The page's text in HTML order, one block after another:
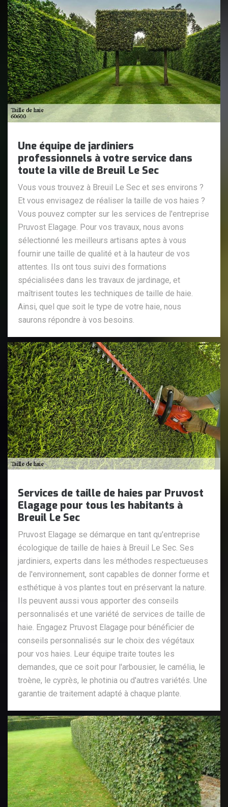
Une équipe de jardiniers
professionnels à votre service dans
toute la ville de Breuil Le Sec
Vous vous trouvez à Breuil Le Sec et ses environs ?
Et vous envisagez de réaliser la taille de vos haies ?
Vous pouvez compter sur les services de l'entreprise
Pruvost Elagage. Pour vos travaux, nous avons
sélectionné les meilleurs artisans aptes à vous
fournir une taille de qualité et à la hauteur de vos
attentes. Ils ont tous suivi des formations
spécialisées dans les travaux de jardinage, et
maîtrisent toutes les techniques de taille de haie.
Ainsi, quel que soit le type de votre haie, nous
saurons répondre à vos besoins.
Services de taille de haies par Pruvost
Elagage pour tous les habitants à
Breuil Le Sec
Pruvost Elagage se démarque en tant qu'entreprise
écologique de taille de haies à Breuil Le Sec. Ses
jardiniers, experts dans les méthodes respectueuses
de l'environnement, sont capables de donner forme et
esthétique à vos plantes tout en préservant la nature.
Ils peuvent aussi vous apporter des conseils
personnalisés et une variété de services de taille de
haie. Engagez Pruvost Elagage pour bénéficier de
conseils personnalisés sur le choix des végétaux
pour vos haies. Leur équipe traite toutes les
demandes, que ce soit pour l'arbousier, le camélia, le
troène, le cyprès, le photinia ou d'autres variétés. Une
garantie de traitement adapté à chaque plante.